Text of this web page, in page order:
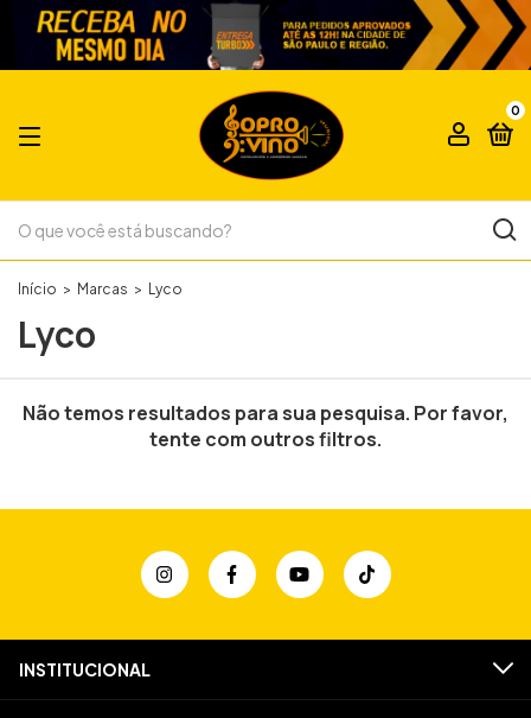
0
Início > Marcas > Lyco
Lyco
Não temos resultados para sua pesquisa. Por favor,
tente com outros filtros.
INSTITUCIONAL